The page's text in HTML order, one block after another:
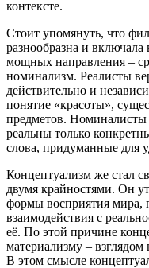
контексте.
Стоит упомянуть, что
разнообразна и
мощных направления –
номинализм. Реалисты
действительно и
понятие «красоты»,
предметов.
реальны только
слова, придуманные для
Концептуализм же стал
двумя крайностями. Он
формы восприятия мира,
взаимодействия с
её. По этой причине
материализму –
В этом смысле